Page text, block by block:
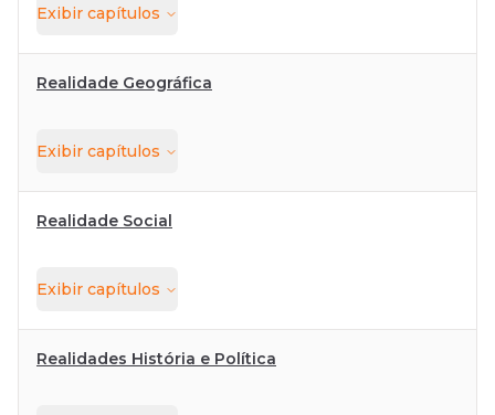
Exibir capítulos
Realidade Geográfica
Exibir capítulos
Realidade Social
Exibir capítulos
Realidades História e Política